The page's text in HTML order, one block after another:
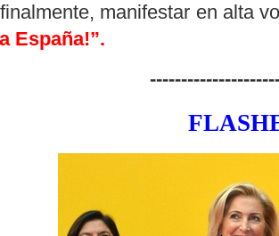
manifestar en alta
España!”.